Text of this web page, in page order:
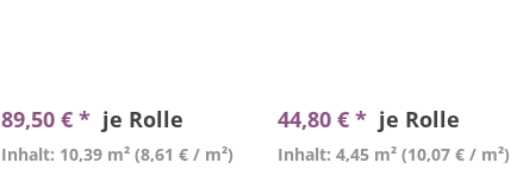
89,50 € * je Rolle
Inhalt: 10,39 m² (8,61 € / m²)
44,80 € * je Rolle
Inhalt: 4,45 m² (10,07 € / m²)